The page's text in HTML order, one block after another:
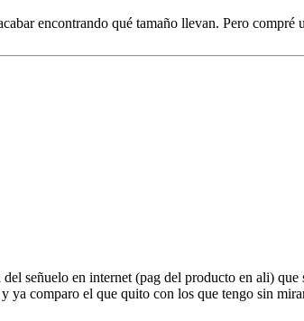
encontrando qué tamaño llevan. Pero
señuelo en internet (pag del producto en ali) que
ya comparo el que quito con los que tengo sin